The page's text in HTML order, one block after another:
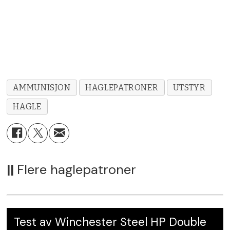
AMMUNISJON HAGLEPATRONER
UTSTYR
HAGLE
|| Flere haglepatroner
Test av Winchester Steel HP Double